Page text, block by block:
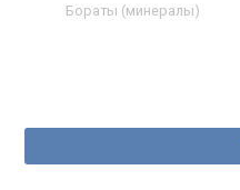
Бораты (минералы)‎
по